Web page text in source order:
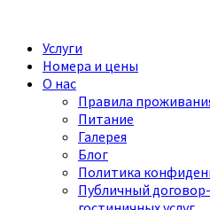
Услуги
Номера и цены
О нас
Правила
Питание
Галерея
Блог
Политика
Публичный